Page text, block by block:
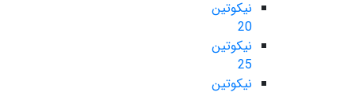
نیکوتین
20
نیکوتین
25
نیکوتین